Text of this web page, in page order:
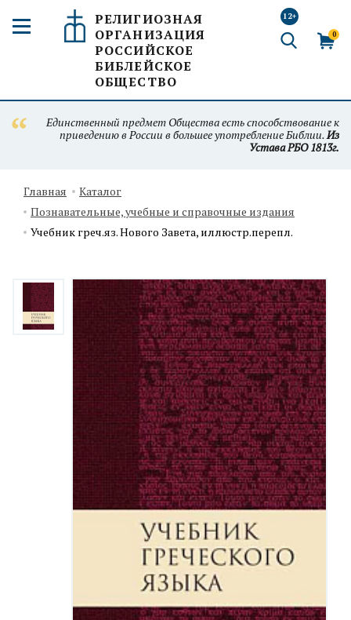
РЕЛИГИОЗНАЯ
ОРГАНИЗАЦИЯ
РОССИЙСКОЕ
БИБЛЕЙСКОЕ
ОБЩЕСТВО
12+
0
Единственный предмет Общества есть способствование к
приведению в России в большее употребление Библии.Из
Устава РБО 1813г.
Главная
Каталог
Познавательные, учебные и справочные издания
Учебник греч.яз. Нового Завета, иллюстр.перепл.